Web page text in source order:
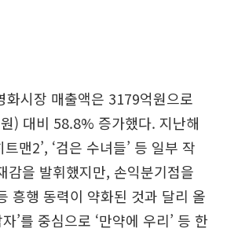
화시장 매출액은 3179억원으로
) 대비 58.8% 증가했다. 지난해
트맨2’, ‘검은 수녀들’ 등 일부 작
감을 발휘했지만, 손익분기점을
흥행 동력이 약화된 것과 달리 올
’를 중심으로 ‘만약에 우리’ 등 한